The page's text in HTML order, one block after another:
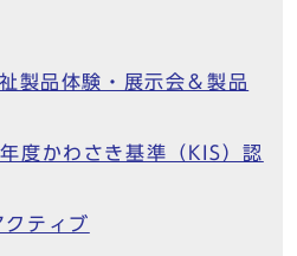
製品体験・展示会＆製品
度かわさき基準（KIS）認
クティブ